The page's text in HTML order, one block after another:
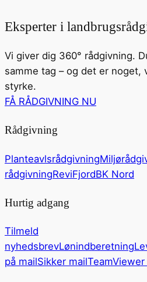
Eksperter i
Vi giver dig 360° rådgivning.
samme tag – og det er noget,
styrke.
FÅ RÅDGIVNING NU
Rådgivning
Planteavlsrådgivning
rådgivningReviFjordBK Nord
Hurtig adgang
Tilmeld
nyhedsbrevLønindberetning
på mailSikker mail